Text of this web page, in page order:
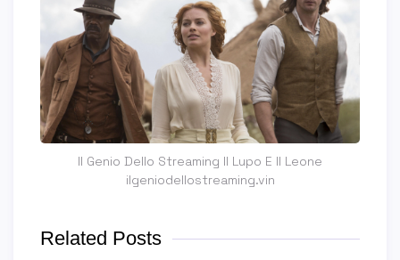
Il Genio Dello Streaming Il Lupo E Il Leone
ilgeniodellostreaming.vin
Related Posts